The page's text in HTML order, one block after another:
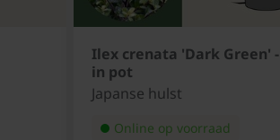
Ilex crenata 'Dark Green' -
in pot
Japanse hulst
Online op voorraad